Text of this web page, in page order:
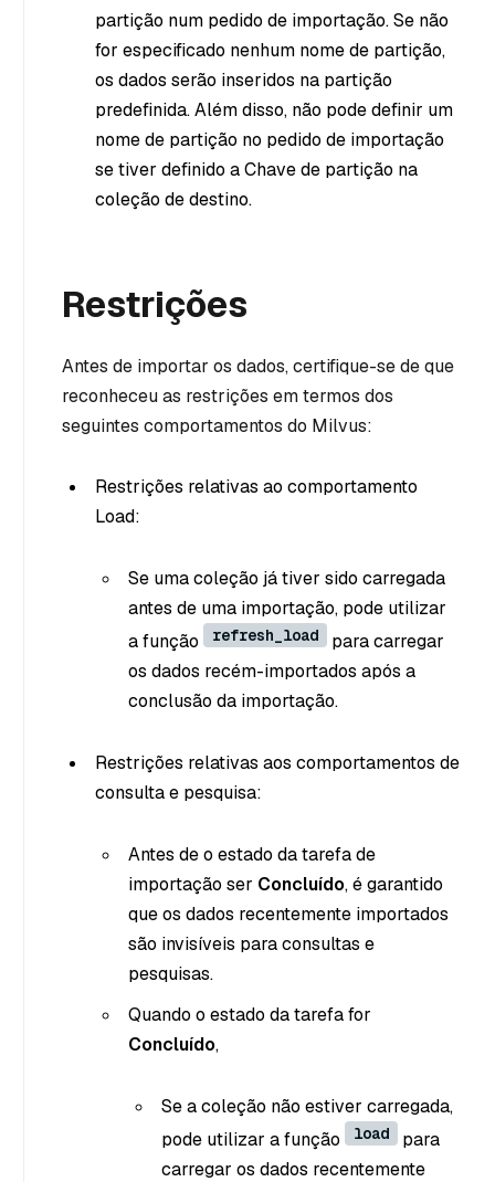
partição num pedido de importação. Se não
for especificado nenhum nome de partição,
os dados serão inseridos na partição
predefinida. Além disso, não pode definir um
nome de partição no pedido de importação
se tiver definido a Chave de partição na
coleção de destino.
Restrições
Antes de importar os dados, certifique-se de que
reconheceu as restrições em termos dos
seguintes comportamentos do Milvus:
Restrições relativas ao comportamento
Load:
Se uma coleção já tiver sido carregada
antes de uma importação, pode utilizar
a função
refresh_load
para carregar
os dados recém-importados após a
conclusão da importação.
Restrições relativas aos comportamentos de
consulta e pesquisa:
Antes de o estado da tarefa de
importação ser Concluído, é garantido
que os dados recentemente importados
são invisíveis para consultas e
pesquisas.
Quando o estado da tarefa for
Concluído,
Se a coleção não estiver carregada,
pode utilizar a função
load
para
carregar os dados recentemente